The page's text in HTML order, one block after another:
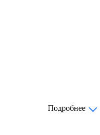
Подробнее